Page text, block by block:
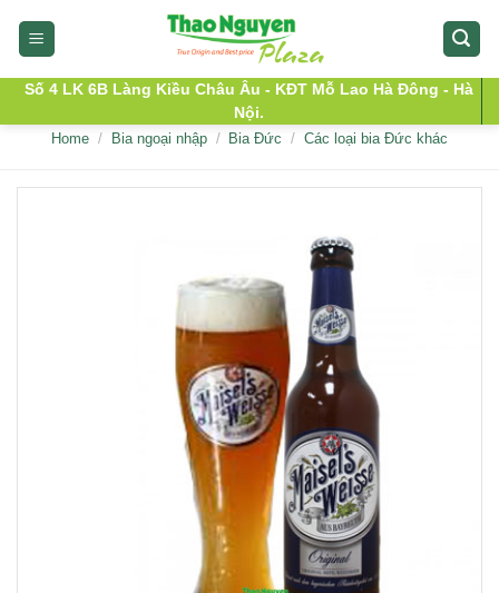
Số 4 LK 6B Làng Kiều Châu Âu - KĐT Mỗ Lao Hà Đông - Hà
Nội.
Home / Bia ngoại nhập / Bia Đức / Các loại bia Đức khác